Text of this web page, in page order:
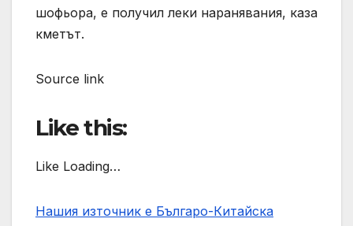
шофьора, е получил леки наранявания, каза
кметът.
Source link
Like this:
Like Loading…
Нашия източник е Българо-Китайска